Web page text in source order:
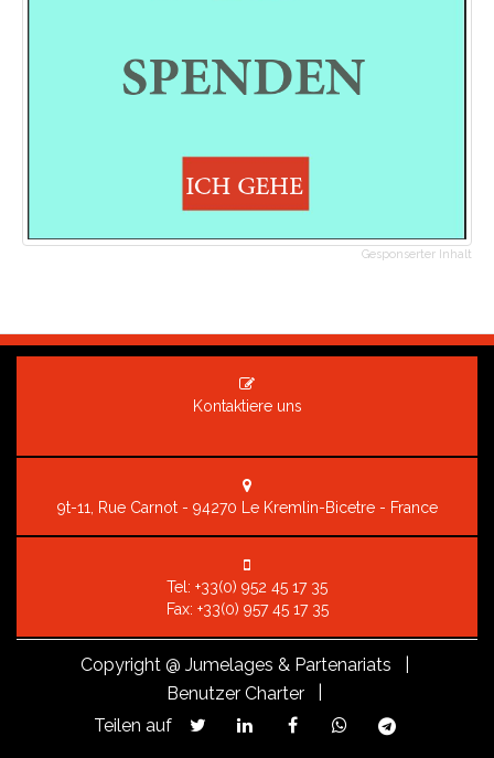
Gesponserter Inhalt
Kontaktiere uns
9t-11, Rue Carnot - 94270 Le Kremlin-Bicetre - France
Tel: +33(0) 952 45 17 35
Fax: +33(0) 957 45 17 35
Copyright@ Jumelages & Partenariats |
Benutzer Charter
Teilen auf